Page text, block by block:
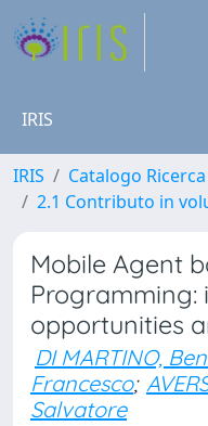
IRIS
IRIS Catalogo Ricerca
2.1 Contributo in
Mobile Agent
Programming:
opportunities
DI MARTINO,
Francesco;
Salvatore